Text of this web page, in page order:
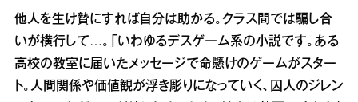
他人を生け贄にすれば自分は助かる。クラス間では騙し合
いが横行して…。「いわゆるデスゲーム系の小説です。ある
高校の教室に届いたメッセージで命懸けのゲームがスター
ト。人間関係や価値観が浮き彫りになっていく、囚人のジレン